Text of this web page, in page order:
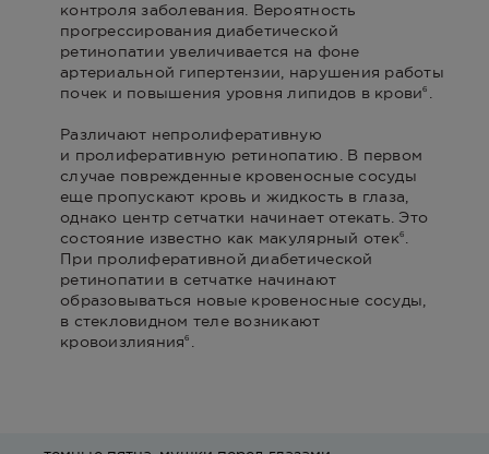
контроля заболевания. Вероятность
прогрессирования диабетической
ретинопатии увеличивается на фоне
артериальной гипертензии, нарушения работы
почек и повышения уровня липидов в крови6
Различают непролиферативную
и пролиферативную ретинопатию. В первом
случае поврежденные кровеносные сосуды
еще пропускают кровь и жидкость в глаза,
однако центр сетчатки начинает отекать. Это
состояние известно как макулярный отек6
При пролиферативной диабетической
ретинопатии в сетчатке начинают
образовываться новые кровеносные сосуды,
в стекловидном теле возникают
кровоизлияния6